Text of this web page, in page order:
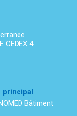
CEDEX 4
principal
Bâtiment